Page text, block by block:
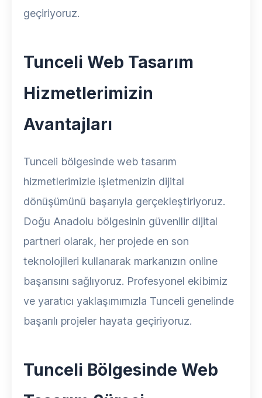
geçiriyoruz.
Tunceli Web Tasarım
Hizmetlerimizin
Avantajları
Tunceli bölgesinde web tasarım
hizmetlerimizle işletmenizin dijital
dönüşümünü başarıyla gerçekleştiriyoruz.
Doğu Anadolu bölgesinin güvenilir dijital
partneri olarak, her projede en son
teknolojileri kullanarak markanızın online
başarısını sağlıyoruz. Profesyonel ekibimiz
ve yaratıcı yaklaşımımızla Tunceli genelinde
başarılı projeler hayata geçiriyoruz.
Tunceli Bölgesinde Web